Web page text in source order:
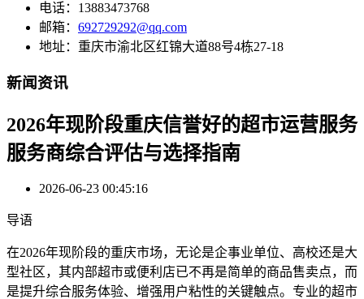
电话：13883473768
邮箱： 692729292@qq.com
地址：重庆市渝北区红锦大道88号4栋27-18
新闻资讯
2026年现阶段重庆信誉好的超市运营服务
服务商综合评估与选择指南
2026-06-23 00:45:16
导语
在2026年现阶段的重庆市场，无论是企事业单位、高校还是大
型社区，其内部超市或便利店已不再是简单的商品售卖点，而
是提升综合服务体验、增强用户粘性的关键触点。专业的超市